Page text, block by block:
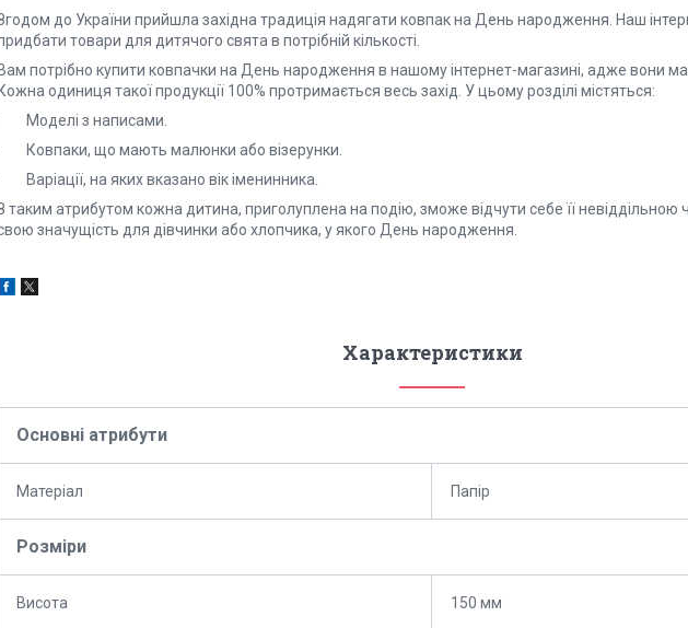
до України прийшла західна традиція надягати ковпак на День народження. Наш
товари для дитячого свята в потрібній кількості.
потрібно купити ковпачки на День народження в нашому інтернет-магазині, адже вони
одиниця такої продукції 100% протримається весь захід. У цьому розділі містяться:
Моделі з написами.
Ковпаки, що мають малюнки або візерунки.
Варіації, на яких вказано вік іменинника.
таким атрибутом кожна дитина, приголуплена на подію, зможе відчути себе її невіддільною
значущість для дівчинки або хлопчика, у якого День народження.
Характеристики
Основні атрибути
Матеріал Папір
Розміри
Висота 150 мм